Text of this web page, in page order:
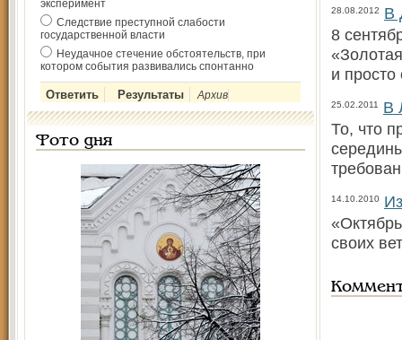
эксперимент
Следствие преступной слабости
государственной власти
Неудачное стечение обстоятельств, при
котором события развивались спонтанно
Архив
Фото дня
28.08.2012
В
8
и
25.02.2011
В
То, что
14.10.2010
своих